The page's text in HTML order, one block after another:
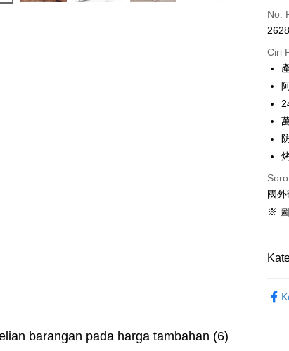
Kad
OP
2.
4.
5.
付
No.
Ciri
國
※ 圖
barangan pada harga tambahan (6)